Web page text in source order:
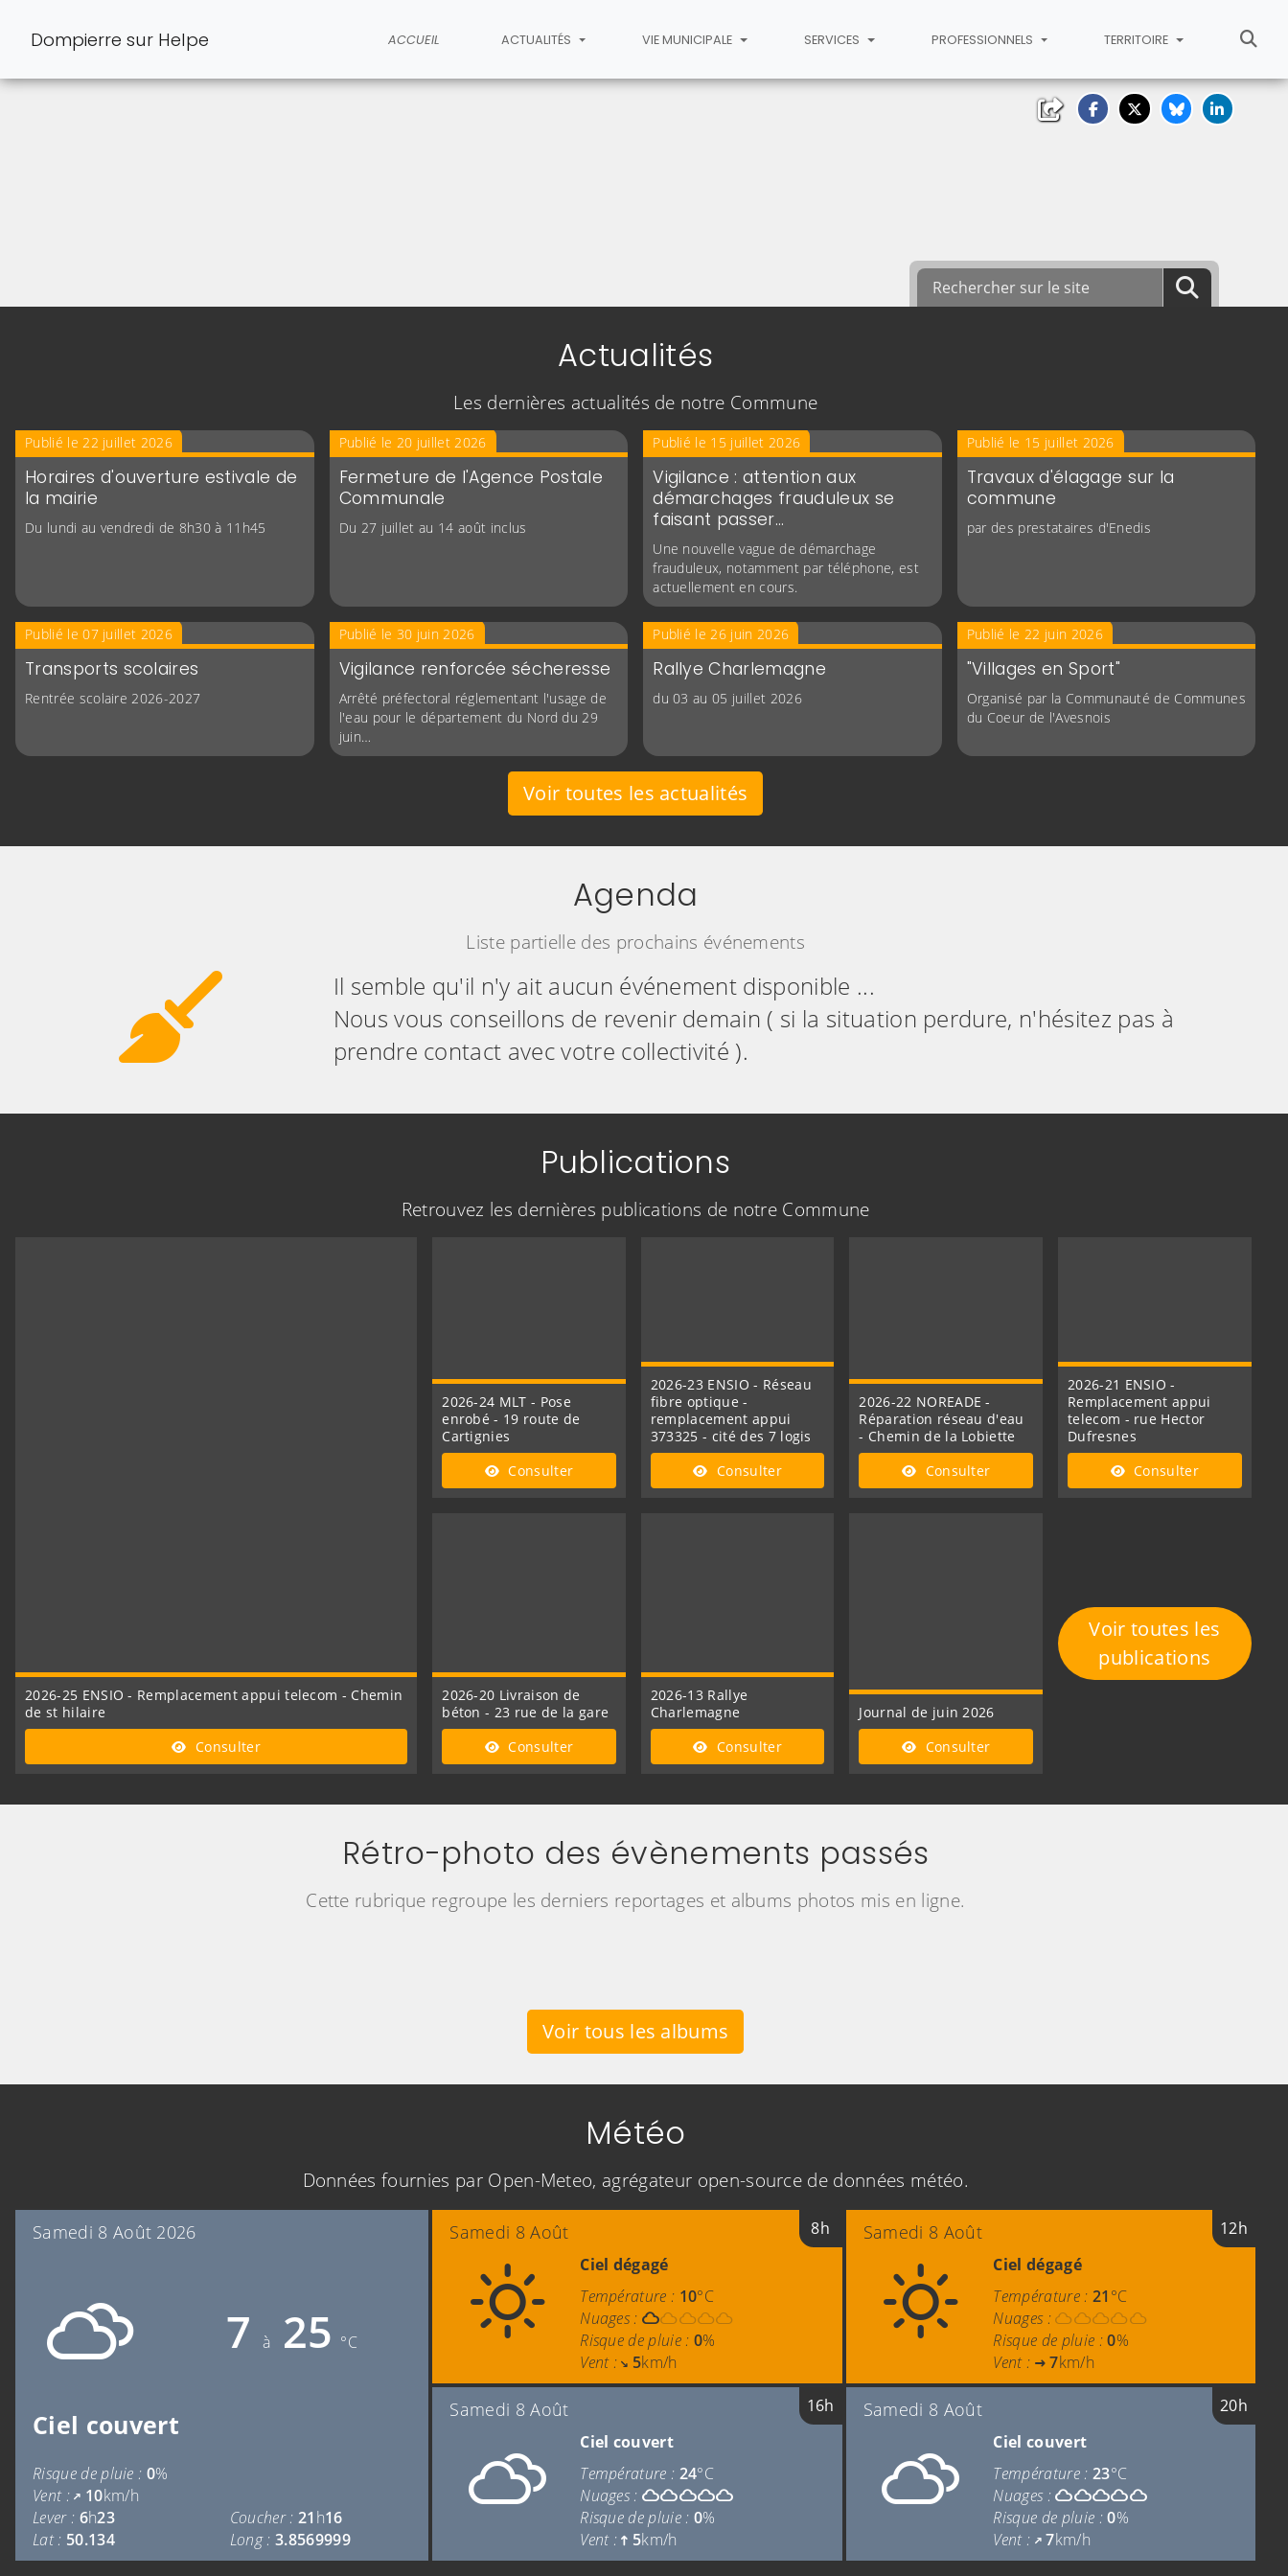
Dompierre sur Helpe ACCUEIL ACTUALITÉS VIE MUNICIPALE SERVICES PROFESSIONNELS TERRITOIRE
Rechercher sur le site
Lancer
Actualités
Les dernières actualités de notre Commune
Publié le 22 juillet 2026
Horaires d'ouverture estivale de
la mairie
Du lundi au vendredi de 8h30 à 11h45
Publié le 20 juillet 2026
Fermeture de l'Agence Postale
Communale
Du 27 juillet au 14 août inclus
Publié le 15 juillet 2026
Vigilance : attention aux
démarchages frauduleux se
faisant passer…
Une nouvelle vague de démarchage
frauduleux, notamment par téléphone, est
actuellement en cours.
Publié le 15 juillet 2026
Travaux d'élagage sur la
commune
par des prestataires d'Enedis
Publié le 07 juillet 2026
Transports scolaires
Rentrée scolaire 2026-2027
Publié le 30 juin 2026
Vigilance renforcée sécheresse
Arrêté préfectoral réglementant l'usage de
l'eau pour le département du Nord du 29
juin…
Publié le 26 juin 2026
Rallye Charlemagne
du 03 au 05 juillet 2026
Publié le 22 juin 2026
"Villages en Sport"
Organisé par la Communauté de Communes
du Coeur de l'Avesnois
Voir toutes les actualités
Agenda
Liste partielle des prochains événements
Il semble qu'il n'y ait aucun événement disponible ...
Nous vous conseillons de revenir demain ( si la situation perdure, n'hésitez pas à
prendre contact avec votre collectivité ).
Publications
Retrouvez les dernières publications de notre Commune
2026-25 ENSIO - Remplacement appui telecom - Chemin
de st hilaire
Consulter
2026-24 MLT - Pose
enrobé - 19 route de
Cartignies
Consulter
2026-23 ENSIO - Réseau
fibre optique -
remplacement appui
373325 - cité des 7 logis
Consulter
2026-22 NOREADE -
Réparation réseau d'eau
- Chemin de la Lobiette
Consulter
2026-21 ENSIO -
Remplacement appui
telecom - rue Hector
Dufresnes
Consulter
2026-20 Livraison de
béton - 23 rue de la gare
Consulter
2026-13 Rallye
Charlemagne
Consulter
Journal de juin 2026
Consulter
Voir toutes les
publications
Rétro-photo des évènements passés
Cette rubrique regroupe les derniers reportages et albums photos mis en ligne.
Voir tous les albums
Météo
Données fournies par Open-Meteo, agrégateur open-source de données météo.
Samedi 8 Août 2026
7 à 25 °C
Ciel couvert
Risque de pluie : 0%
Vent : 10km/h
Lever : 6h23 Coucher : 21 h16
Lat : 50.134 Long : 3.8569999
Samedi 8 Août
8h
Ciel dégagé
Température : 10°C
Nuages :
Risque de pluie : 0%
Vent : 5km/h
Samedi 8 Août
12h
Ciel dégagé
Température : 21 °C
Nuages :
Risque de pluie :0%
Vent :
7km/h
Samedi 8 Août
16h
Ciel couvert
Température : 24°C
Nuages :
Risque de pluie : 0%
Vent : 5km/h
Samedi 8 Août
20h
Ciel couvert
Température : 23°C
Nuages :
Risque de pluie :0%
Vent :
7km/h